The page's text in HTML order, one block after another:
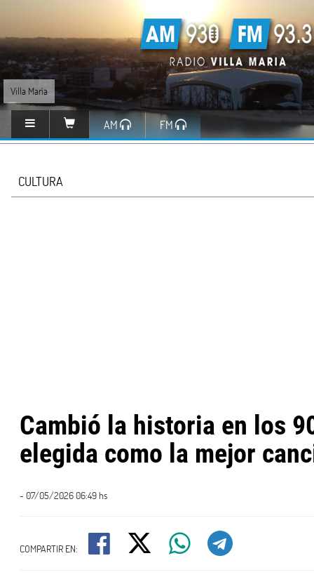
Villa María
AM FM
CULTURA
Cambió la historia en los
elegida como la mejor
- 07/05/2026 06:49 hs
COMPARTIR EN: